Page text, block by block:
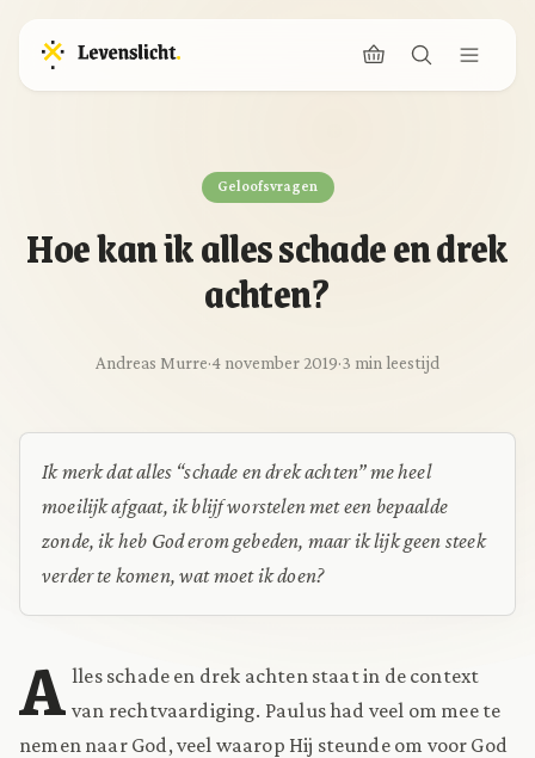
Geloofsvragen
Hoe kan ik alles schade en drek
achten?
Andreas Murre·4 november 2019·3 min leestijd
Ik merk dat alles “schade en drek achten” me heel
moeilijk afgaat, ik blijf worstelen met een bepaalde
zonde, ik heb God erom gebeden, maar ik lijk geen steek
verder te komen, wat moet ik doen?
A lles schade en drek achten staat in de context
van rechtvaardiging. Paulus had veel om mee te
nemen naar God, veel waarop Hij steunde om voor God